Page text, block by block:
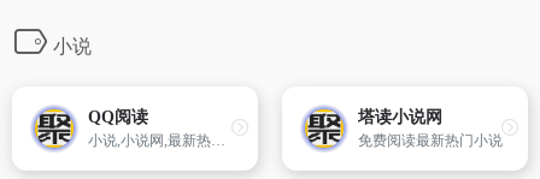
小说
QQ阅读
小说,小说网,最新热门小说-QQ阅读_阅文集团旗下网站
塔读小说网
免费阅读最新热门小说